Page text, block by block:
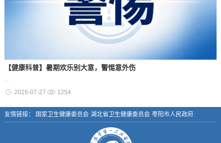
【健康科普】暑期欢乐别大意，警惕意外伤
...
2026-07-27 1254
友情链接： 国家卫生健康委员会 湖北省卫生健康委员会 枣阳市人民政府